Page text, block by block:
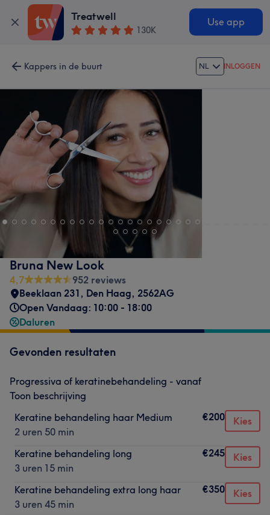
Treatwell
130K
Use app
Kappers in de buurt NL INLOGGEN
Bruna New Look
4,7
952 reviews
Beeklaan 231, Den Haag, 2562AG
Open Vandaag: 10:00 - 18:00
Daluren
Gevonden resultaten
Progressiva of keratinebehandeling - vanaf
Toon beschrijving
Keratine behandeling haar Medium
2 uren 50 min
€200 Kies
Keratine behandeling long
3 uren 15 min
€245 Kies
Keratine behandeling extra long haar
3 uren 45 min
€350 Kies